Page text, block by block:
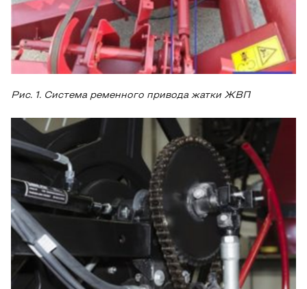
Рис. 1. Система ременного привода жатки ЖВП